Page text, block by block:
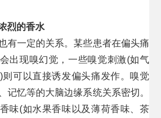
烈的香水
有一定的关系。某些患者在偏头痛
出现嗅幻觉，一些嗅觉刺激(如气
则可以直接诱发偏头痛发作。嗅觉
记忆等的大脑边缘系统关系密切。
味(如水果香味以及薄荷香味、茶